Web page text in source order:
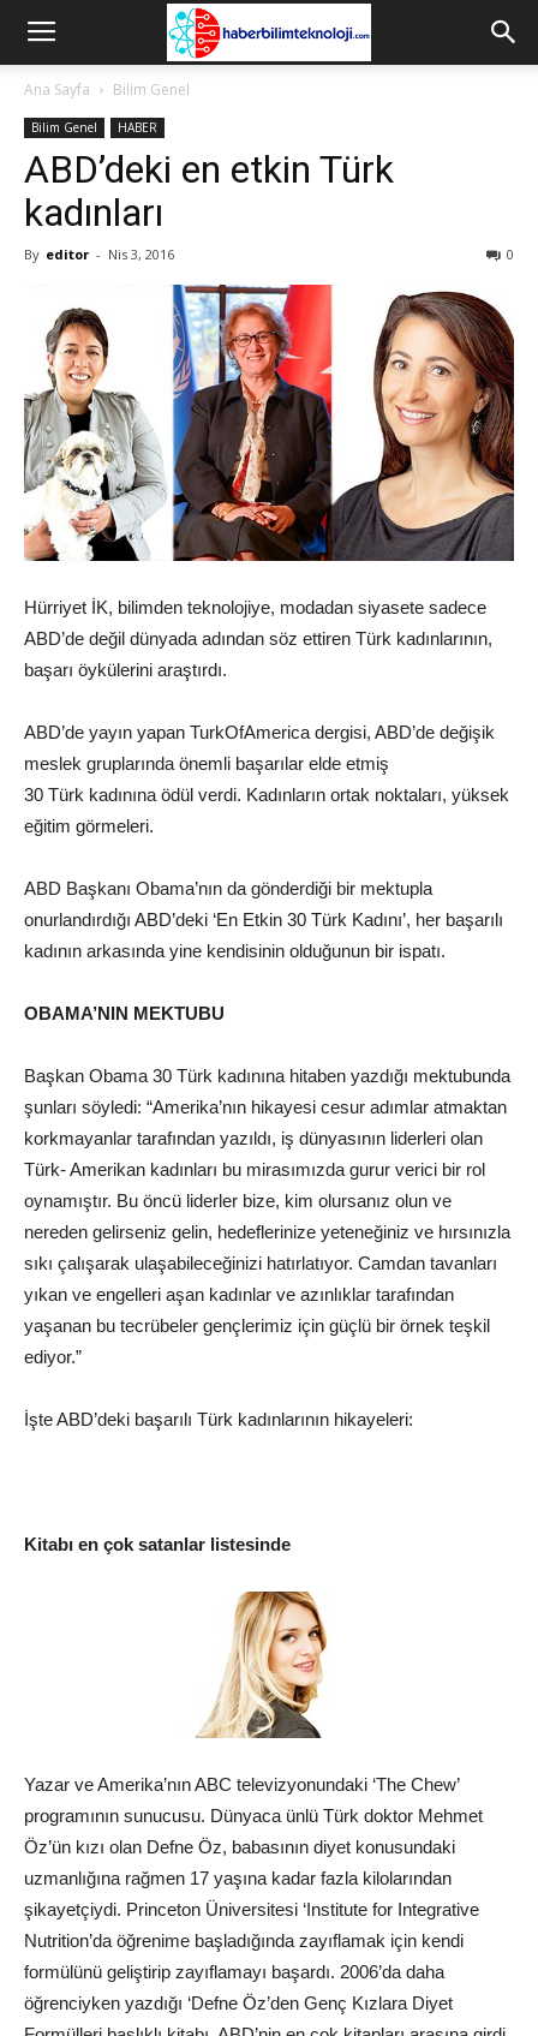
Ana Sayfa Bilim Genel
Bilim Genel HABER
ABD’deki en etkin Türk
kadınları
By editor - Nis 3, 2016 0
Hürriyet İK, bilimden teknolojiye, modadan siyasete sadece
ABD’de değil dünyada adından söz ettiren Türk kadınlarının,
başarı öykülerini araştırdı.
ABD’de yayın yapan TurkOfAmerica dergisi, ABD’de değişik
meslek gruplarında önemli başarılar elde etmiş
30 Türk kadınına ödül verdi. Kadınların ortak noktaları, yüksek
eğitim görmeleri.
ABD Başkanı Obama’nın da gönderdiği bir mektupla
onurlandırdığı ABD’deki ‘En Etkin 30 Türk Kadını’, her başarılı
kadının arkasında yine kendisinin olduğunun bir ispatı.
OBAMA’NIN MEKTUBU
Başkan Obama 30 Türk kadınına hitaben yazdığı mektubunda
şunları söyledi: “Amerika’nın hikayesi cesur adımlar atmaktan
korkmayanlar tarafından yazıldı, iş dünyasının liderleri olan
Türk- Amerikan kadınları bu mirasımızda gurur verici bir rol
oynamıştır. Bu öncü liderler bize, kim olursanız olun ve
nereden gelirseniz gelin, hedeflerinize yeteneğiniz ve hırsınızla
sıkı çalışarak ulaşabileceğinizi hatırlatıyor. Camdan tavanları
yıkan ve engelleri aşan kadınlar ve azınlıklar tarafından
yaşanan bu tecrübeler gençlerimiz için güçlü bir örnek teşkil
ediyor.”
İşte ABD’deki başarılı Türk kadınlarının hikayeleri:
Kitabı en çok satanlar listesinde
Yazar ve Amerika’nın ABC televizyonundaki ‘The Chew’
programının sunucusu. Dünyaca ünlü Türk doktor Mehmet
Öz’ün kızı olan Defne Öz, babasının diyet konusundaki
uzmanlığına rağmen 17 yaşına kadar fazla kilolarından
şikayetçiydi. Princeton Üniversitesi ‘Institute for Integrative
Nutrition’da öğrenime başladığında zayıflamak için kendi
formülünü geliştirip zayıflamayı başardı. 2006’da daha
öğrenciyken yazdığı ‘Defne Öz’den Genç Kızlara Diyet